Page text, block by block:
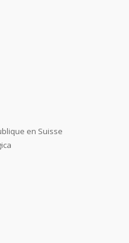
en Suisse